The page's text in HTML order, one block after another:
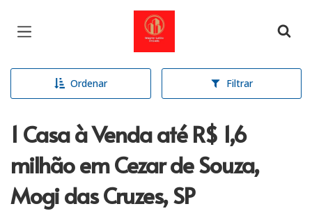
Página inicial
Ordenar Filtrar
1 Casa à Venda até R$ 1,6
milhão em Cezar de Souza,
Mogi das Cruzes, SP